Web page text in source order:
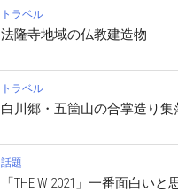
トラベル
法隆寺地域の仏教建造物
トラベル
白川郷・五箇山の合掌造り集
話題
「THE W 2021」一番面白い